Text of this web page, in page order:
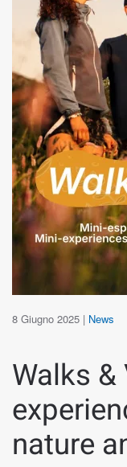
8 Giugno 2025 | News
Walks
nature